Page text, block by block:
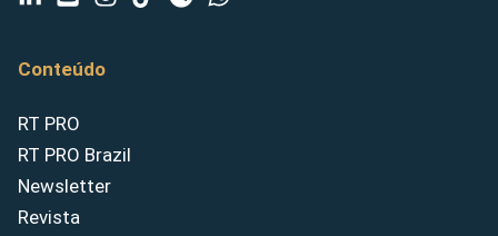
Conteúdo
RT PRO
RT PRO Brazil
Newsletter
Revista